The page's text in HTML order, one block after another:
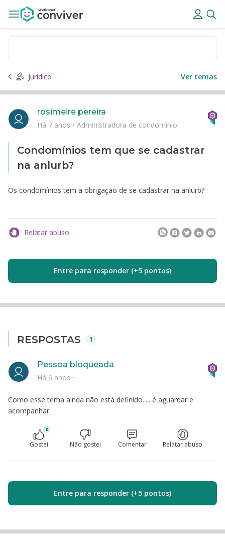
Jurídico Ver temas
Condomínios tem que se cadastrar
na anlurb?
Os condomínios tem a obrigação de se cadastrar na anlurb?
rosimeire pereira
Há 7 anos • Administradora de condomínio
Relatar abuso
Entre para responder (+5 pontos)
RESPOSTAS 1
Como esse tema ainda não está definido..... é aguardar e
acompanhar.
Pessoa bloqueada
Há 6 anos •
0
Gostei Não gostei Comentar Relatar abuso
Entre para responder (+5 pontos)